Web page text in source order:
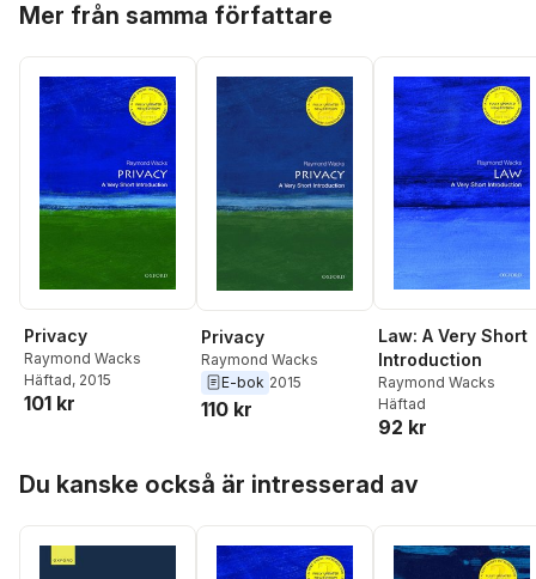
Mer från samma författare
Privacy
Raymond Wacks
Häftad, 2015
101 kr
Privacy
Raymond Wacks
E-bok 2015
110 kr
Law: A Very Short
Introduction
Raymond Wacks
Häftad
92 kr
Du kanske också är intresserad av